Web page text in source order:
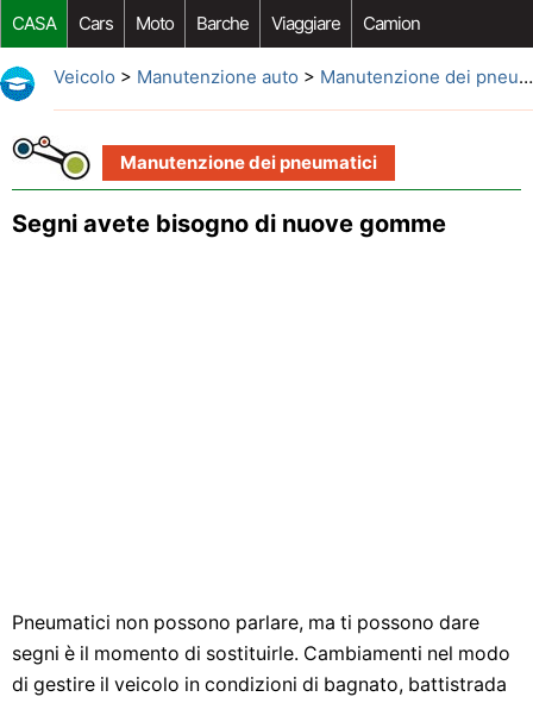
CASA Cars Moto Barche Viaggiare Camion
Riparazione Auto Acquisto Auto Car Opzioni Aftermarket
Veicolo > Manutenzione auto > Manutenzione dei pneumatici
Manutenzione dei pneumatici
Segni avete bisogno di nuove gomme
Pneumatici non possono parlare, ma ti possono dare
segni è il momento di sostituirle. Cambiamenti nel modo
di gestire il veicolo in condizioni di bagnato, battistrada